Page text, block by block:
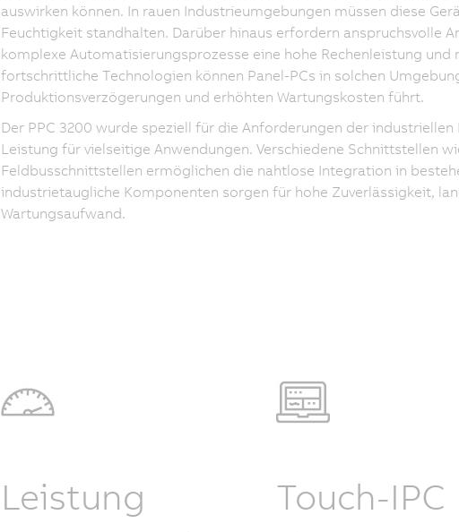
auswirken können. In rauen Industrieumgebungen müssen diese
Feuchtigkeit standhalten. Darüber hinaus erfordern anspruchsvolle
komplexe Automatisierungsprozesse eine hohe Rechenleistung
fortschrittliche Technologien können Panel-PCs in solchen
Produktionsverzögerungen und erhöhten Wartungskosten führt.
Der PPC 3200 wurde speziell für die Anforderungen der
Leistung für vielseitige Anwendungen. Verschiedene Schnittstellen
Feldbusschnittstellen ermöglichen die nahtlose Integration in
industrietaugliche Komponenten sorgen für hohe Zuverlässigkeit,
Wartungsaufwand.
Leistung Touch-IPC